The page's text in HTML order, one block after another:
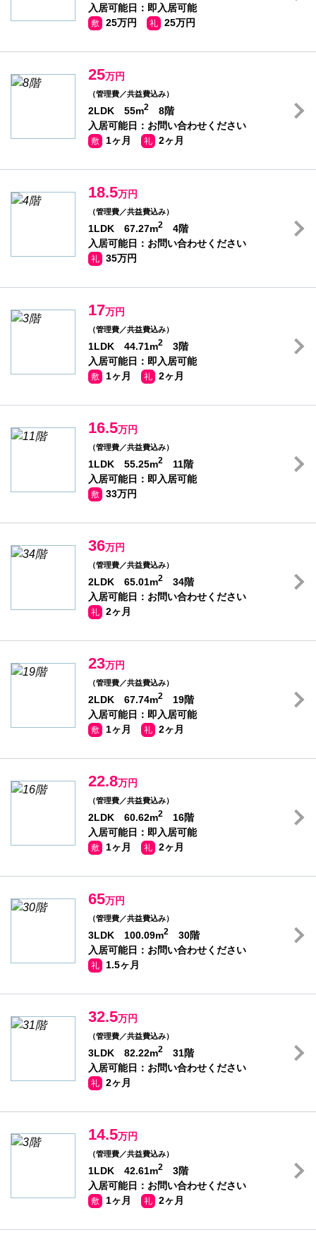
入居可能日：即入居可能
敷 25万円 礼 25万円
25万円
（管理費／共益費込み）
2LDK 55m2
8階
入居可能日：お問い合わせください
敷 1ヶ月 礼 2ヶ月
18.5万円
（管理費／共益費込み）
1LDK 67.27m2
4階
入居可能日：お問い合わせください
礼 35万円
17万円
（管理費／共益費込み）
1LDK 44.71m2
3階
入居可能日：即入居可能
敷 1ヶ月 礼 2ヶ月
16.5万円
（管理費／共益費込み）
1LDK 55.25m2
11階
入居可能日：即入居可能
敷 33万円
36万円
（管理費／共益費込み）
2LDK 65.01m2
34階
入居可能日：お問い合わせください
礼 2ヶ月
23万円
（管理費／共益費込み）
2LDK 67.74m2
19階
入居可能日：即入居可能
敷 1ヶ月 礼 2ヶ月
22.8万円
（管理費／共益費込み）
2LDK 60.62m2
16階
入居可能日：即入居可能
敷 1ヶ月 礼 2ヶ月
65万円
（管理費／共益費込み）
3LDK 100.09m2
30階
入居可能日：お問い合わせください
礼 1.5ヶ月
32.5万円
（管理費／共益費込み）
3LDK 82.22m2
31階
入居可能日：お問い合わせください
礼 2ヶ月
14.5万円
（管理費／共益費込み）
1LDK 42.61m2
3階
入居可能日：お問い合わせください
敷 1ヶ月 礼 2ヶ月